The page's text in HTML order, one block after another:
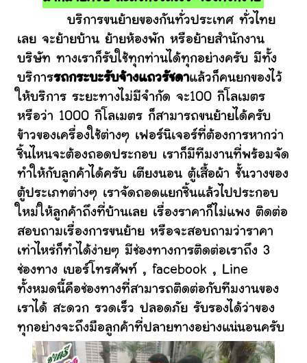
บริการขนย้ายของกันทั่วประเทศ ทั่วไทย
เลย จะย้ายบ้าน ย้ายห้องพัก หรือย้ายสำนักงาน
บริษัท ทางเราก็รับใช้ทุกท่านได้ทุกอย่างครับ มีทั้ง
บริการรถกระบะรับจ้างแถวรัชดาแล้วก็คนยกของไว้
ให้บริการ ระยะทางไม่มีจำกัด จะ100 กิโลเมตร
หรือว่า 1000 กิโลเมตร ก็สามารถขนย้ายได้ครับ
ข้าวของเครื่องใช้ต่างๆ เฟอร์นิเจอร์ที่ต้องการหากว่า
ชิ้นไหนจะต้องถอดประกอบ เราก็มีทีมงานที่พร้อมจัด
ทำให้กับลูกค้าได้ครับ เตียงนอน ตู้เสื้อผ้า ชั้นวางของ
ตู้ประเภทต่างๆ เราจัดถอดแยกชิ้นแล้วไปประกอบ
ใหม่ให้ลูกค้าถึงที่บ้านเลย เรื่องราคาก็ไม่แพง ติดต่อ
สอบถามเรื่องการขนย้าย หรือจะสอบถามว่าราคา
เท่าไหร่ก็ทำได้ง่ายๆ มีช่องทางการติดต่อเราถึง 3
ช่องทาง เบอร์โทรศัพท์ , facebook , Line
ทั้งหมดนี้คือช่องทางที่สามารถติดต่อกับทีมงานของ
เราได้ สะดวก รวดเร็ว ปลอดภัย รับรองได้ว่าของ
ทุกอย่างจะถึงมือลูกค้าที่ปลายทางอย่างแน่นอนครับ